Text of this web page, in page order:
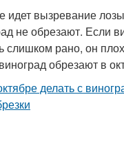
идет вызревание
не обрезают. Если
слишком рано, он
обрезают в